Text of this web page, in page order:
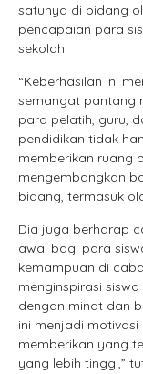
satunya di bidang
pencapaian para
sekolah.
“Keberhasilan ini
semangat pantang
para pelatih, guru,
pendidikan tidak
memberikan ruang
mengembangkan
bidang, termasuk
Dia juga berharap
awal bagi para
kemampuan di
menginspirasi
dengan minat dan
ini menjadi motivasi
memberikan yang
yang lebih tinggi,”